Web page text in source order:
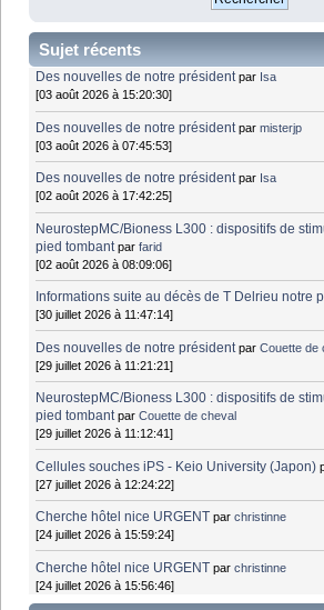
Sujet récents
Des nouvelles de notre président par Isa
[03 août 2026 à 15:20:30]
Des nouvelles de notre président parmisterjp
[03 août 2026 à 07:45:53]
Des nouvelles de notre président par Isa
[02 août 2026 à 17:42:25]
NeurostepMC/Bioness L300 : dispositifs de
pied tombant parfarid
[02 août 2026 à 08:09:06]
Informations suite au décès de T Delrieu notre
[30 juillet 2026 à 11:47:14]
Des nouvelles de notre président parCouette de
[29 juillet 2026 à 11:21:21]
NeurostepMC/Bioness L300 : dispositifs de
pied tombant parCouette de cheval
[29 juillet 2026 à 11:12:41]
Cellules souches iPS - Keio University (Japon)
[27 juillet 2026 à 12:24:22]
Cherche hôtel nice URGENT parchristinne
[24 juillet 2026 à 15:59:24]
Cherche hôtel nice URGENT parchristinne
[24 juillet 2026 à 15:56:46]